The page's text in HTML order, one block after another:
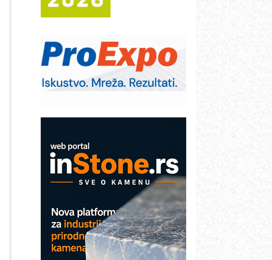
upravljanje mašinama
solarnim elektranama i vetroparkovima
Pranje točkova na gradilištu- standard
modernog i odgovornog građenja
Proizvodnja iC7 Hybrid 1500 VDC
mrežnog pretvarača sa tečnim
ROSA i SCHUNK podižu proizvodnju
na viši nivo
Detekcija različitih oblika